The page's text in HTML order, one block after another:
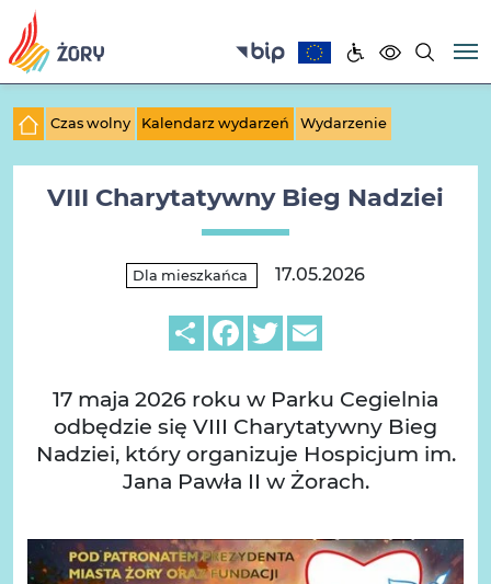
Czas wolny Kalendarz wydarzeń Wydarzenie
VIII Charytatywny Bieg Nadziei
Dla mieszkańca 17.05.2026
ShareFacebook
Twitter
17 maja 2026 roku w Parku Cegielnia
odbędzie się VIII Charytatywny Bieg
Nadziei, który organizuje Hospicjum im.
Jana Pawła II w Żorach.